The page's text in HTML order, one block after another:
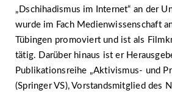
„Dschihadismus im Internet“ an der
wurde im Fach Medienwissenschaft
Tübingen promoviert und ist als
tätig. Darüber hinaus ist er
Publikationsreihe „Aktivismus- und
(Springer VS), Vorstandsmitglied des